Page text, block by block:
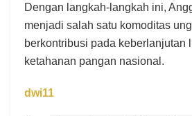
Dengan langkah-langkah ini,
menjadi salah satu komoditas
berkontribusi pada keberlanjutan
ketahanan pangan nasional.
dwi11